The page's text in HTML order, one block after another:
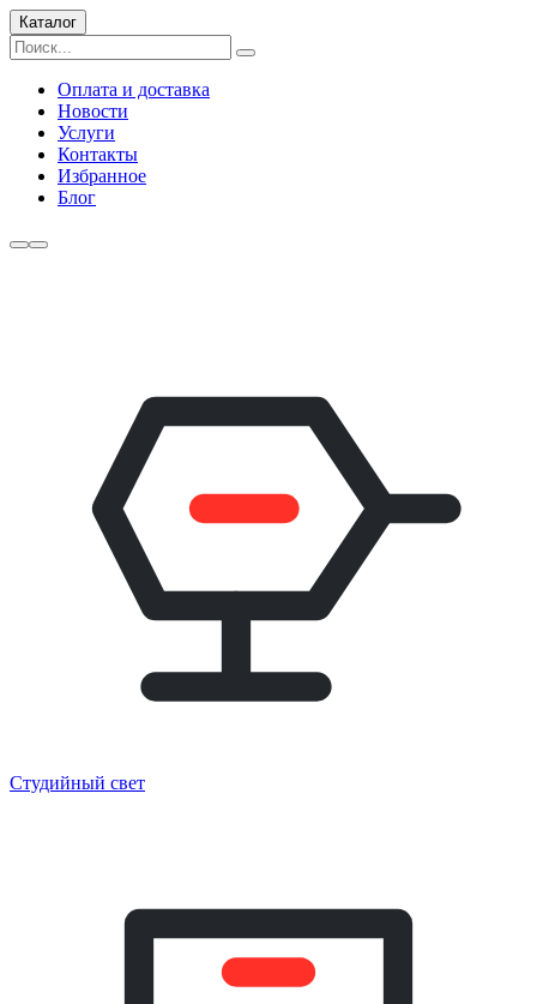
Каталог
Оплата и доставка
Новости
Услуги
Контакты
Избранное
Блог
Студийный свет